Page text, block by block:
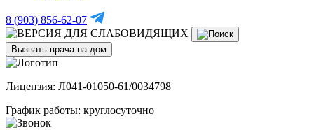
8 (903) 856-62-07
Вызвать врача на дом
Лицензия: Л041-01050-61/0034798
График работы: круглосуточно